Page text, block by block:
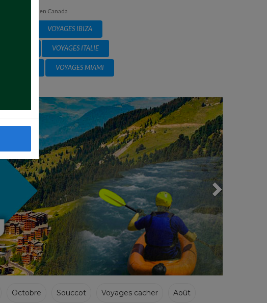
casher en Canada
VOYAGES IBIZA
VOYAGES ITALIE
VOYAGES MIAMI
Next
Octobre Souccot Voyages cacher Août